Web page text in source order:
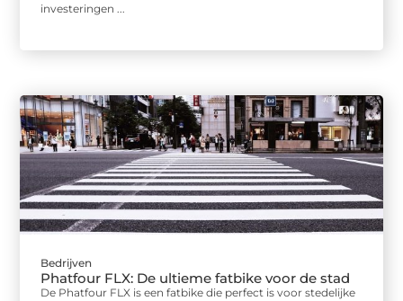
investeringen ...
Bedrijven
Phatfour FLX: De ultieme fatbike voor de stad
De Phatfour FLX is een fatbike die perfect is voor stedelijke